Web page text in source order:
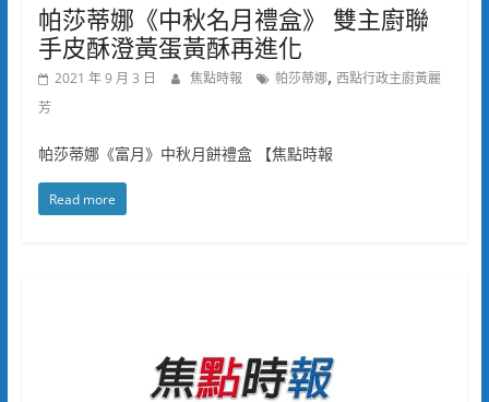
帕莎蒂娜《中秋名月禮盒》 雙主廚聯
手皮酥澄黃蛋黃酥再進化
2021 年 9 月 3 日 焦點時報 帕莎蒂娜, 西點行政主廚黃麗
芳
帕莎蒂娜《富月》中秋月餅禮盒 【焦點時報
Read more